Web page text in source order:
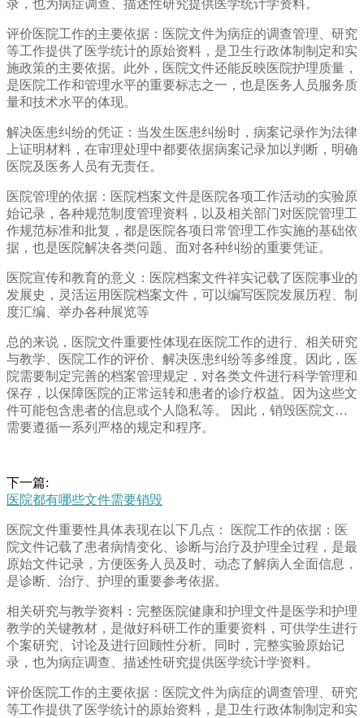
录，也为病症调查、描述性研究提供医学统计学资料。
评价医院工作的主要依据：医院文件为病症的调查管理、研究
等工作提供了医学统计的原始资料，是卫生行政体制制定和实
施政策的主要依据。此外，医院文件还能反映医院护理质量，
是医院工作和管理水平的重要标志之一，也是医务人员服务质
量和技术水平的体现。
解决医患纠纷的凭证：当发生医患纠纷时，病案记录作为法律
上证明材料，在审理处理中都要依据病案记录加以判断，明确
医院及医务人员有无责任。
医院管理的依据：医院档案文件是医院各项工作活动的实验原
始记录，各种规范制度管理资料，以及相关部门对医院管理工
作规范标准和批复，都是医院各项日常管理工作实施的基础依
据，也是医院解决各类问题、面对各种纠纷的重要凭证。
医院宣传和教育的意义：医院档案文件祥实记载了医院事业的
发展史，灵活运用医院档案文件，可以编写医院发展历程、制
度汇编、举办各种展览等
总的来说，医院文件重要性体现在医院工作的进行、相关研究
与教学、医院工作的评价、解决医患纠纷等多维度。因此，医
院需要制定完善的档案管理规定，对各类文件进行科学管理和
保存，以保障医院的正常运转和患者的诊疗权益。因为这些文
件可能包含患者的信息或个人隐私等。 因此，销毁医院文件
需要遵循一系列严格的规定和程序。
下一篇:
医院都有哪些文件需要销毁
医院文件重要性具体表现在以下几点： 医院工作的依据：医
院文件记载了患者病情变化、诊断与治疗及护理全过程，是最
原始文件记录，方便医务人员及时、动态了解病人全面信息，
是诊断、治疗、护理的重要参考依据。
相关研究与教学资料：完整医院健康和护理文件是医学和护理
教学的关键教材，是做好科研工作的重要资料，可供学生进行
个案研究、讨论及进行回顾性分析。同时，完整实验原始记
录，也为病症调查、描述性研究提供医学统计学资料。
评价医院工作的主要依据：医院文件为病症的调查管理、研究
等工作提供了医学统计的原始资料，是卫生行政体制制定和实